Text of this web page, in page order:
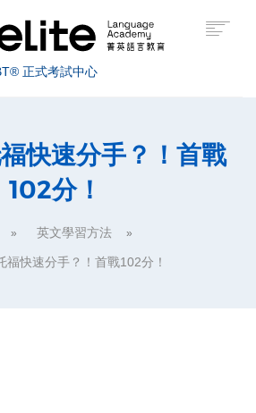
正式考試中心
快速分手？！首戰
102分！
英文學習方法
福快速分手？！首戰102分！